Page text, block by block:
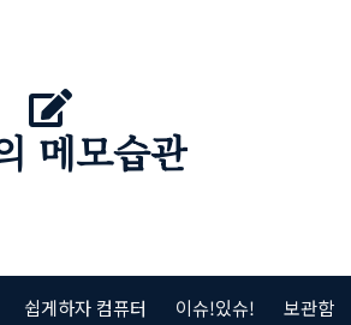
메모습관
쉽게하자 컴퓨터 이슈!있슈! 보관함